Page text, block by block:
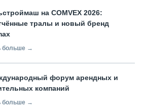
на COMVEX 2026:
тралы и новый бренд
больше →
форум арендных и
компаний
больше →